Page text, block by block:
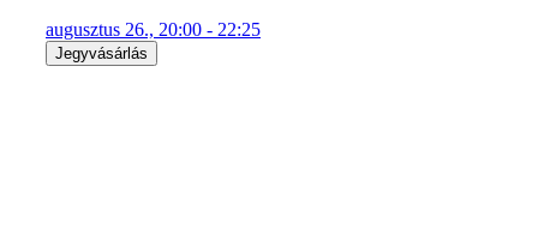
augusztus 26., 20:00 - 22:25
Jegyvásárlás